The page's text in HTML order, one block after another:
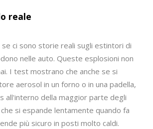
reale
ci sono storie reali sugli estintori di
nelle auto. Queste esplosioni non
I test mostrano che anche se si
aerosol in un forno o in una padella,
all'interno della maggior parte degli
si espande lentamente quando fa
più sicuro in posti molto caldi.